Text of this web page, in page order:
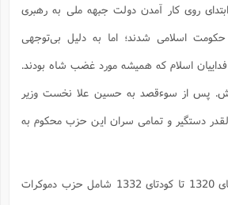
روی کار آمدن دولت جبهه ملی به رهبری
اسلامی شدند؛ اما به دلیل بی‌توجهی
اسلام که همیشه مورد غضب شاه بودند.
در سال 1334ش. پس از سوء‌قصد به حسین علا نخست وزیر
دستگیر و تمامی سران این حزب محکوم به
احزاب دولتی بین سال‌های 1320 تا کودتای 1332 شامل حزب دموکرات